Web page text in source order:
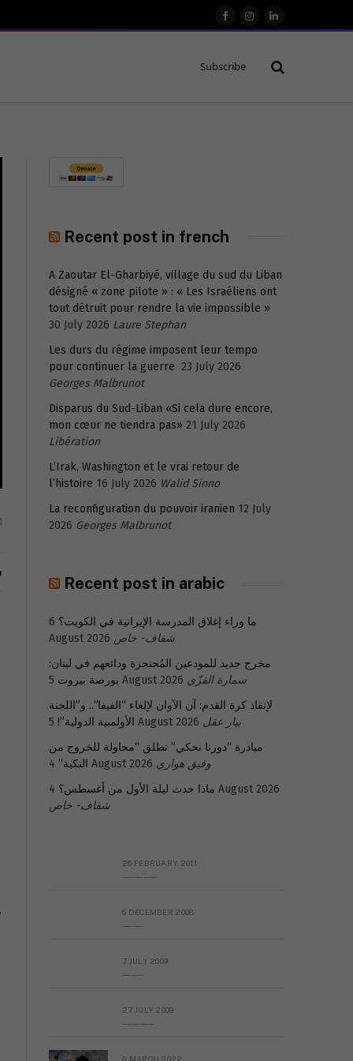
FacebookInstagram
LinkedIn
Subscribe
Recent post in french
A Zaoutar El-Gharbiyé, village du sud du Liban
désigné « zone pilote » : « Les Israéliens ont
tout détruit pour rendre la vie impossible »
30 July 2026 Laure Stephan
Les durs du régime imposent leur tempo
pour continuer la guerre 23 July 2026
Georges Malbrunot
Disparus du Sud-Liban «Si cela dure encore,
mon cœur ne tiendra pas» 21 July 2026
Libération
L’Irak, Washington et le vrai retour de
l’histoire 16 July 2026 Walid Sinno
La reconfiguration du pouvoir iranien 12 July
2026 Georges Malbrunot
Recent post in arabic
ما وراء إغلاق المدرسة الإيرانية في الكويت؟ 6
August 2026 شفاف- خاص
مخرج جديد للمودعين المُحتجزة ودائعهم في لبنان:
بورصة بيروت 5 August 2026 سمارة القزّي
لإنقاذ كرة القدم: آن الآوان لإلغاء “الفيفا”.. و”اللجنة
الأولمبية الدولية”! 5 August 2026 بيار عقل
مبادرة “دورنا نحكي” تطلق “محاولة للخروج من
النكبة” 4 August 2026 وفيق هواري
ماذا حدث ليلة الأول من أغسطس؟ 4 August 2026
شفاف- خاص
26 FEBRUARY 2011
6 DECEMBER 2008
7 JULY 2009
27 JULY 2009
8 MARCH 2022